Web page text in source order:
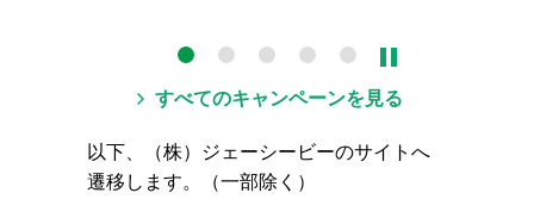
すべてのキャンペーンを見る
以下、（株）ジェーシービーのサイトへ
遷移します。（一部除く）